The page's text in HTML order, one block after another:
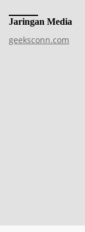
Jaringan Media
geeksconn.com